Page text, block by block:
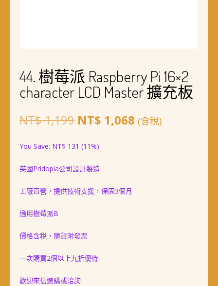
44. 樹莓派 Raspberry Pi 16×2
character LCD Master 擴充板
NT$1,199 原
價
格：
NT$ 1,199。
NT$ 1,068 目
(含稅)
You Save: NT$ 131 (11%)
英國Pridopia公司設計製造
工廠直營，提供技術支援，保固3個月
適用樹莓派B
價格含稅，隨貨附發票
一次購買2個以上九折優待
歡迎來信選購或洽詢